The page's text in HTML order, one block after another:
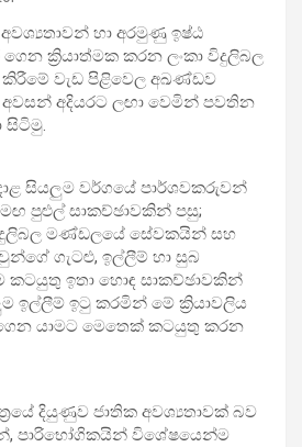
හා අරමුණු ඉෂ්ඨ
ගෙන ක්‍රියාත්මක කරන ලංකා විදුලිබල
වැඩ පිළිවෙල අඛණ්ඩව
අදියරට ලඟා වෙමින් පවතින
සිටිමු.
සියලුම වර්ගයේ පාර්ශවකරුවන්
පුළුල් සාකච්ඡාවකින් පසු;
මණ්ඩලයේ සේවකයින් සහ
ගැටළු, ඉල්ලීම් හා සුබ
කටයුතු ඉතා හොඳ සාකච්ඡාවකින්
ඉල්ලීම් ඉටු කරමින් මේ ක්‍රියාවලිය
යාමට මෙතෙක් කටයුතු කරන
දියුණුව ජාතික අවශ්‍යතාවක් බව
පාරිභෝගිකයින් විශේෂයෙන්ම